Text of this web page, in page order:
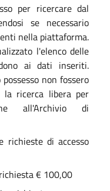
per ricercare dal
se necessario
nella piattaforma.
l'elenco delle
ai dati inseriti.
non fossero
ricerca libera per
all'Archivio di
di accesso
€ 100,00